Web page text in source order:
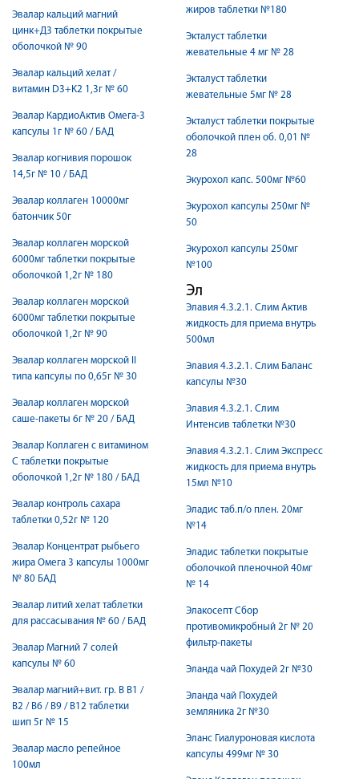
Эвалар кальций магний
цинк+Д3 таблетки покрытые
оболочкой № 90
Эвалар кальций хелат /
витамин D3+K2 1,3г № 60
Эвалар КардиоАктив Омега-3
капсулы 1г № 60 / БАД
Эвалар когнивия порошок
14,5г № 10 / БАД
Эвалар коллаген 10000мг
батончик 50г
Эвалар коллаген морской
6000мг таблетки покрытые
оболочкой 1,2г № 180
Эвалар коллаген морской
6000мг таблетки покрытые
оболочкой 1,2г № 90
Эвалар коллаген морской II
типа капсулы по 0,65г № 30
Эвалар коллаген морской
саше-пакеты 6г № 20 / БАД
Эвалар Коллаген с витамином
С таблетки покрытые
оболочкой 1,2г № 180 / БАД
Эвалар контроль сахара
таблетки 0,52г № 120
Эвалар Концентрат рыбьего
жира Омега 3 капсулы 1000мг
№ 80 БАД
Эвалар литий хелат таблетки
для рассасывания № 60 / БАД
Эвалар Магний 7 солей
капсулы № 60
Эвалар магний+вит. гр. В В1 /
В2 / В6 / В9 / В12 таблетки
шип 5г № 15
Эвалар масло репейное
100мл
жиров таблетки №180
Экталуст таблетки
жевательные 4 мг № 28
Экталуст таблетки
жевательные 5мг № 28
Экталуст таблетки покрытые
оболочкой плен об. 0,01 №
28
Экурохол капс. 500мг №60
Экурохол капсулы 250мг №
50
Экурохол капсулы 250мг
№100
Эл
Элавия 4.3.2.1. Слим Актив
жидкость для приема внутрь
500мл
Элавия 4.3.2.1. Слим Баланс
капсулы №30
Элавия 4.3.2.1. Слим
Интенсив таблетки №30
Элавия 4.3.2.1. Слим Экспресс
жидкость для приема внутрь
15мл №10
Эладис таб.п/о плен. 20мг
№14
Эладис таблетки покрытые
оболочкой пленочной 40мг
№ 14
Элакосепт Сбор
противомикробный 2г № 20
фильтр-пакеты
Эланда чай Похудей 2г №30
Эланда чай Похудей
земляника 2г №30
Эланс Гиалуроновая кислота
капсулы 499мг № 30